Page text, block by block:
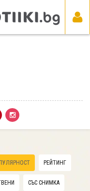
РЕЙТИНГ
СЪС СНИМКА